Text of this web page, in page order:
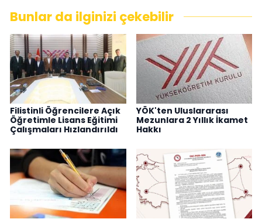
Bunlar da ilginizi çekebilir
Filistinli Öğrencilere Açık
Öğretimle Lisans Eğitimi
Çalışmaları Hızlandırıldı
YÖK'ten Uluslararası
Mezunlara 2 Yıllık İkamet
Hakkı